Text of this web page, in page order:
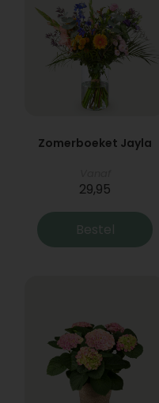
Zomerboeket Jayla
29,95
Bestel